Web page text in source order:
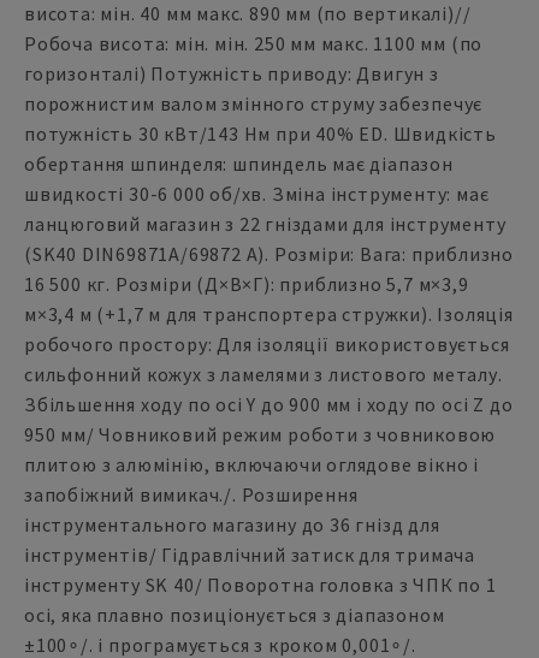
висота: мін. 40 мм макс. 890 мм (по вертикалі)//
Робоча висота: мін. мін. 250 мм макс. 1100 мм (по
горизонталі) Потужність приводу: Двигун з
порожнистим валом змінного струму забезпечує
потужність 30 кВт/143 Нм при 40% ED. Швидкість
обертання шпинделя: шпиндель має діапазон
швидкості 30-6 000 об/хв. Зміна інструменту: має
ланцюговий магазин з 22 гніздами для інструменту
(SK40 DIN69871A/69872 A). Розміри: Вага: приблизно
16 500 кг. Розміри (Д×В×Г): приблизно 5,7 м×3,9
м×3,4 м (+1,7 м для транспортера стружки). Ізоляція
робочого простору: Для ізоляції використовується
сильфонний кожух з ламелями з листового металу.
Збільшення ходу по осі Y до 900 мм і ходу по осі Z до
950 мм/ Човниковий режим роботи з човниковою
плитою з алюмінію, включаючи оглядове вікно і
запобіжний вимикач./. Розширення
інструментального магазину до 36 гнізд для
інструментів/ Гідравлічний затиск для тримача
інструменту SK 40/ Поворотна головка з ЧПК по 1
осі, яка плавно позиціонується з діапазоном
±100∘/. і програмується з кроком 0,001∘/.